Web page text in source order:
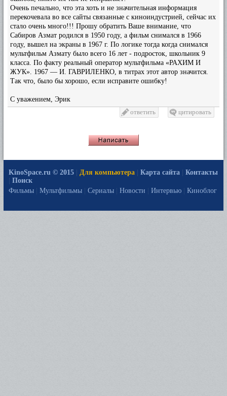
Очень печально, что эта хоть и не значительная информация
перекочевала во все сайты связанные с киноиндустрией, сейчас их
стало очень много!!! Прошу обратить Ваше внимание, что
Сабиров Азмат родился в 1950 году, а фильм снимался в 1966
году, вышел на экраны в 1967 г. По логике тогда когда снимался
мультфильм Азмату было всего 16 лет - подросток, школьник 9
класса. По факту реальный оператор мультфильма «РАХИМ И
ЖУК». 1967 — И. ГАВРИЛЕНКО, в титрах этот автор значится.
Так что, было бы хорошо, если исправите ошибку!
С уважением, Эрик
ответить
цитировать
KinoSpace.ru © 2015 Для компьютера Карта сайта
Контакты
Поиск
Фильмы
Мультфильмы Сериалы Новости Интервью Киноблог